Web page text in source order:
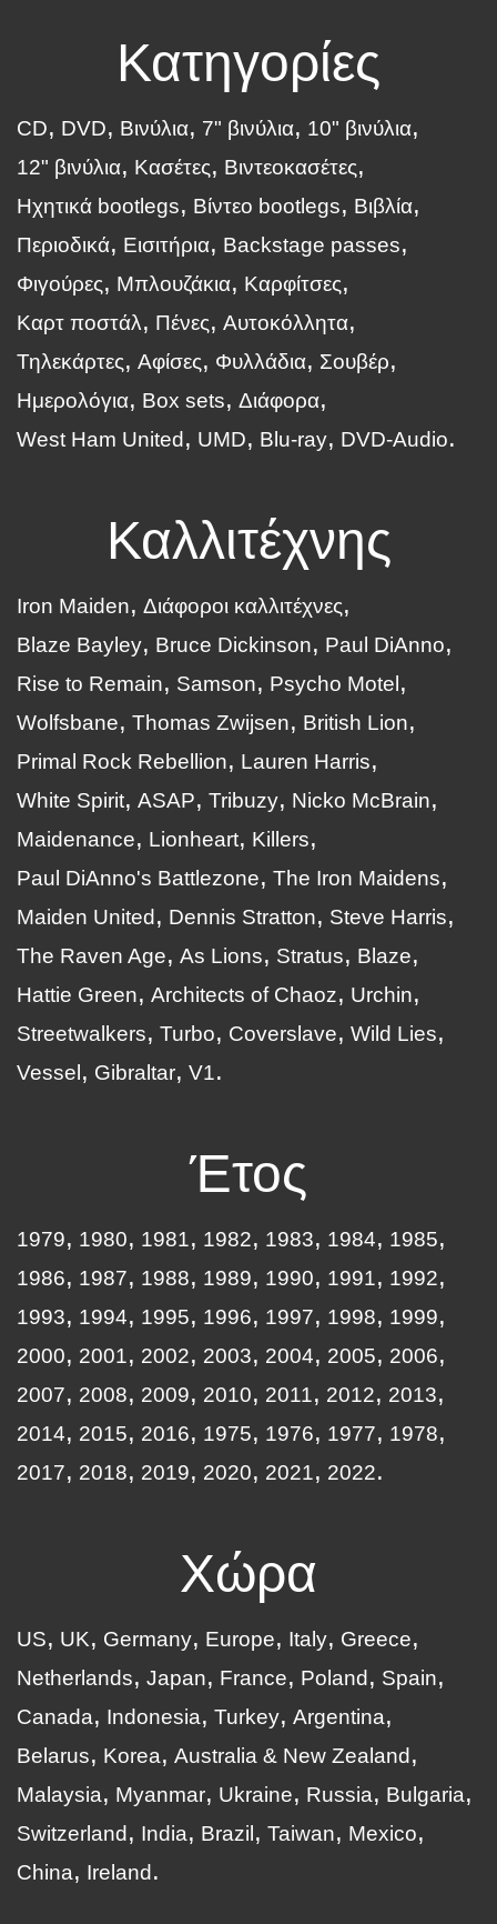
Κατηγορίες
CD DVD Βινύλια 7" βινύλια
10" βινύλια
12" βινύλια
Κασέτες
Βιντεοκασέτες
Ηχητικά bootlegs
Βίντεο bootlegs
Βιβλία
Περιοδικά
Εισιτήρια
Backstage passes
Φιγούρες
Μπλουζάκια
Καρφίτσες
Καρτ ποστάλ
Πένες
Αυτοκόλλητα
Τηλεκάρτες
Αφίσες Φυλλάδια
Σουβέρ
Ημερολόγια
Box sets
Διάφορα
West Ham United
UMD Blu-ray DVD-Audio
Καλλιτέχνης
Iron Maiden
Διάφοροι καλλιτέχνες
Blaze Bayley
Bruce Dickinson
Paul DiAnno
Rise to Remain
Samson
Psycho Motel
Wolfsbane
Thomas Zwijsen
British Lion
Primal Rock Rebellion
Lauren Harris
White Spirit ASAP Tribuzy
Nicko McBrain
Maidenance
Lionheart
Killers
Paul DiAnno's Battlezone
The Iron Maidens
Maiden United
Dennis Stratton
Steve Harris
The Raven Age
As Lions Stratus
Blaze
Hattie Green
Architects of Chaoz
Urchin
Streetwalkers
Turbo Coverslave
Wild Lies
Vessel
Gibraltar V1
Έτος
1979 1980 1981 1982 1983 1984
1985
1986
1987 1988 1989 1990 1991
1992
1993
1994 1995 1996 1997 1998
1999
2000
2001 2002 2003 2004 2005
2006
2007
2008 2009 2010 2011 2012
2013
2014
2015 2016 1975 1976 1977
1978
2017
2018 2019 2020 2021 2022
Χώρα
US UK Germany Europe Italy
Greece
Netherlands
Japan France Poland
Spain
Canada
Indonesia Turkey Argentina
Belarus
Korea
Australia & New Zealand
Malaysia
Myanmar Ukraine Russia
Bulgaria
Switzerland
India Brazil Taiwan
Mexico
China
Ireland